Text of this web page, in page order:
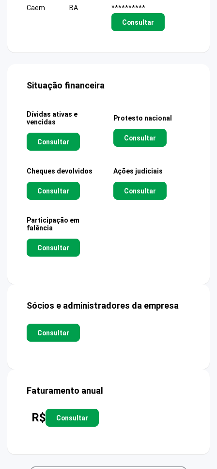
Caem
BA
**********
Consultar
Situação financeira
Dívidas ativas e
vencidas
Consultar
Protesto nacional
Consultar
Cheques devolvidos
Consultar
Ações judiciais
Consultar
Participação em
falência
Consultar
Sócios e administradores da empresa
Consultar
Faturamento anual
R$ Consultar